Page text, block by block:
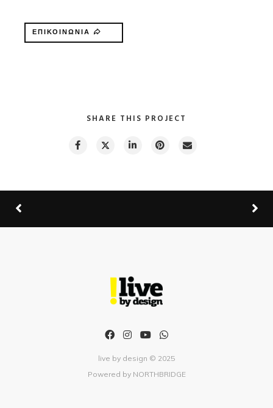
ΕΠΙΚΟΙΝΩΝΙΑ
SHARE THIS PROJECT
live by design © 2025
Powered by NORTHBRIDGE